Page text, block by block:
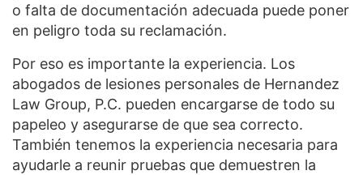
o falta de documentación adecuada puede poner
en peligro toda su reclamación.
Por eso es importante la experiencia. Los
abogados de lesiones personales de Hernandez
Law Group, P.C. pueden encargarse de todo su
papeleo y asegurarse de que sea correcto.
También tenemos la experiencia necesaria para
ayudarle a reunir pruebas que demuestren la